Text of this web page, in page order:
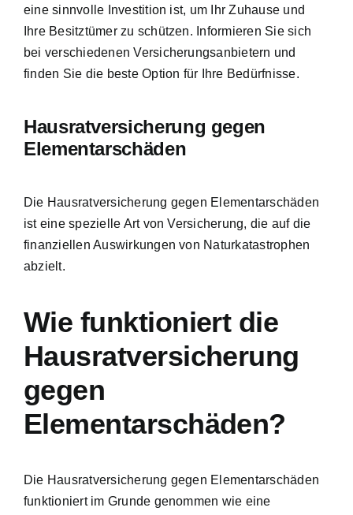
eine sinnvolle Investition ist, um Ihr Zuhause und
Ihre Besitztümer zu schützen. Informieren Sie sich
bei verschiedenen Versicherungsanbietern und
finden Sie die beste Option für Ihre Bedürfnisse.
Hausratversicherung gegen
Elementarschäden
Die Hausratversicherung gegen Elementarschäden
ist eine spezielle Art von Versicherung, die auf die
finanziellen Auswirkungen von Naturkatastrophen
abzielt.
Wie funktioniert die
Hausratversicherung
gegen
Elementarschäden?
Die Hausratversicherung gegen Elementarschäden
funktioniert im Grunde genommen wie eine